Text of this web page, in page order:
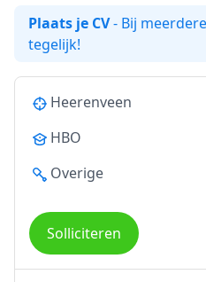
Plaats je CV- Bij
tegelijk!
Heerenveen
HBO
Overige
Solliciteren